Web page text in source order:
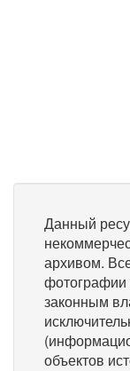
Данный
архивом.
фотографии
законным
объектов